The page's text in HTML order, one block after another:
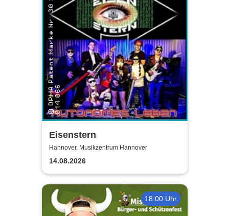
Eisenstern
Hannover, Musikzentrum Hannover
14.08.2026
18:00 Uhr